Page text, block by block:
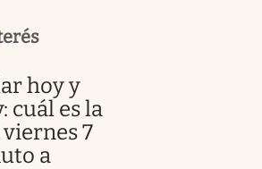
hoy y
cuál es la
7
a